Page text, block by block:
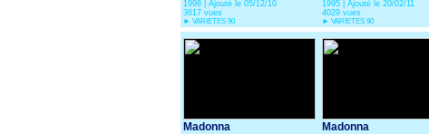
1998 | Ajouté le 05/12/10
3617 vues
► VARIETES 90
1995 | Ajouté le 20/02/11
4029 vues
► VARIETES 90
Madonna
Madonna